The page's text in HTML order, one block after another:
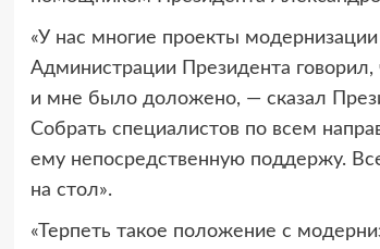
«У нас многие проекты
Администрации Президента
и мне было доложено, — сказал
Собрать специалистов по всем
ему непосредственную поддержу.
на стол».
«Терпеть такое положение с